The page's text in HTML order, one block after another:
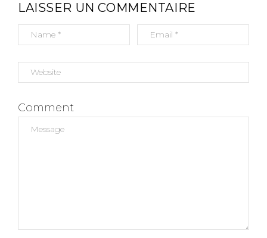
LAISSER UN COMMENTAIRE
Comment